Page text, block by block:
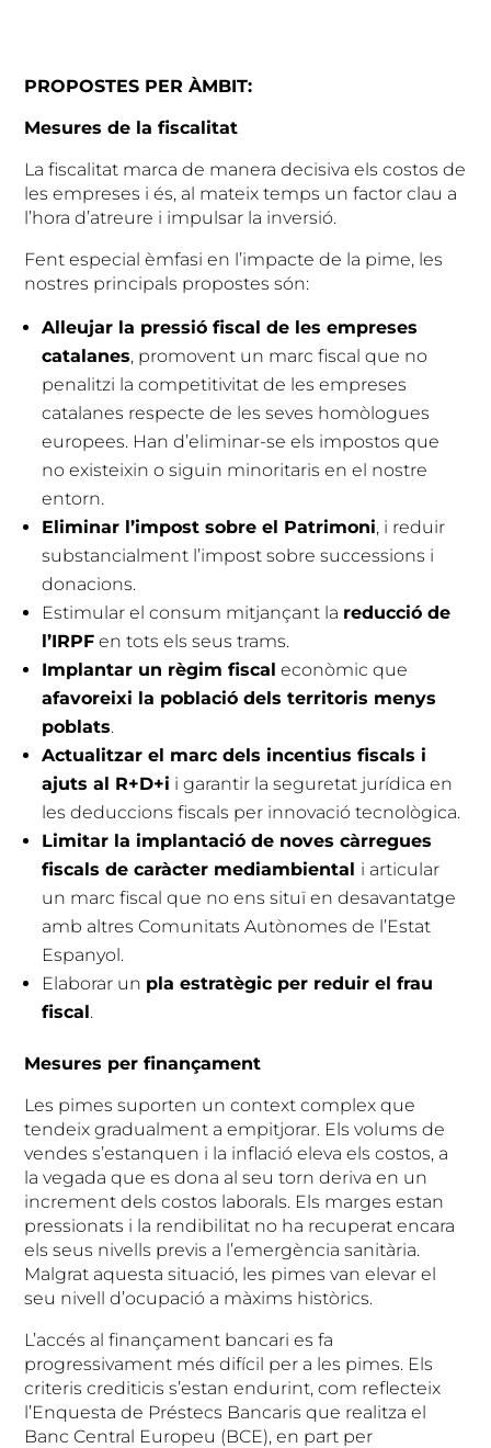
PROPOSTES PER ÀMBIT:
Mesures de la fiscalitat
La fiscalitat marca de manera decisiva els costos de
les empreses i és, al mateix temps un factor clau a
l’hora d’atreure i impulsar la inversió.
Fent especial èmfasi en l’impacte de la pime, les
nostres principals propostes són:
Alleujar la pressió fiscal de les empreses
catalanes, promovent un marc fiscal que no
penalitzi la competitivitat de les empreses
catalanes respecte de les seves homòlogues
europees. Han d’eliminar-se els impostos que
no existeixin o siguin minoritaris en el nostre
entorn.
Eliminar l’impost sobre el Patrimoni, i reduir
substancialment l’impost sobre successions i
donacions.
Estimular el consum mitjançant la reducció de
l’IRPF en tots els seus trams.
Implantar un règim fiscal econòmic que
afavoreixi la població dels territoris menys
poblats.
Actualitzar el marc dels incentius fiscals i
ajuts al R+D+i i garantir la seguretat jurídica en
les deduccions fiscals per innovació tecnològica.
Limitar la implantació de noves càrregues
fiscals de caràcter mediambiental i articular
un marc fiscal que no ens situï en desavantatge
amb altres Comunitats Autònomes de l’Estat
Espanyol.
Elaborar un pla estratègic per reduir el frau
fiscal.
Mesures per finançament
Les pimes suporten un context complex que
tendeix gradualment a empitjorar. Els volums de
vendes s’estanquen i la inflació eleva els costos, a
la vegada que es dona al seu torn deriva en un
increment dels costos laborals. Els marges estan
pressionats i la rendibilitat no ha recuperat encara
els seus nivells previs a l’emergència sanitària.
Malgrat aquesta situació, les pimes van elevar el
seu nivell d’ocupació a màxims històrics.
L’accés al finançament bancari es fa
progressivament més difícil per a les pimes. Els
criteris crediticis s’estan endurint, com reflecteix
l’Enquesta de Préstecs Bancaris que realitza el
Banc Central Europeu (BCE), en part per